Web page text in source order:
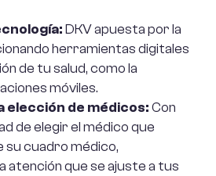
DKV apuesta por la
herramientas digitales
de tu salud, como la
móviles.
elección de médicos:Con
de elegir el médico que
cuadro médico,
atención que se ajuste a tus